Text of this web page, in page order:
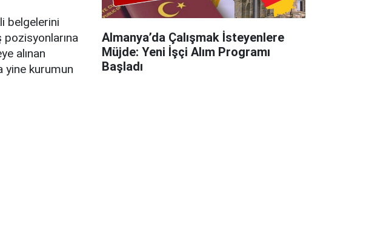
belgelerini
alınan
yine kurumun
Almanya’da Çalışmak İsteyenlere
Müjde: Yeni İşçi Alım Programı
Başladı